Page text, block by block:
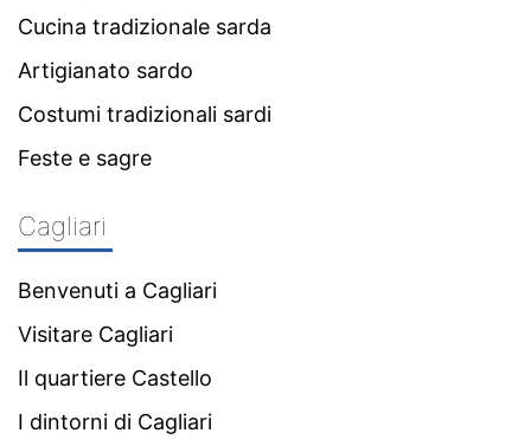
Cucina tradizionale sarda
Artigianato sardo
Costumi tradizionali sardi
Feste e sagre
Cagliari
Benvenuti a Cagliari
Visitare Cagliari
Il quartiere Castello
I dintorni di Cagliari